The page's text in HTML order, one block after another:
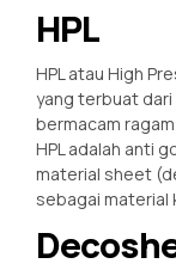
HPL
HPL atau High
yang terbuat
bermacam
HPL adalah anti
material sheet
sebagai material